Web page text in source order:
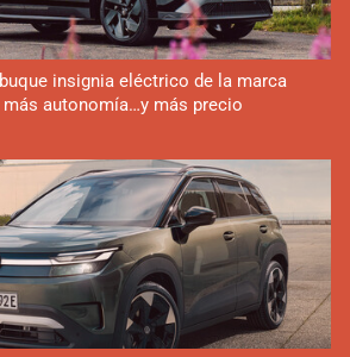
insignia eléctrico de la marca
autonomía…y más precio